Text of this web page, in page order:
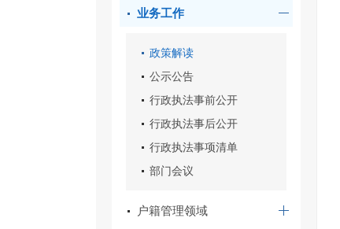
业务工作
政策解读
公示公告
行政执法事前公开
行政执法事后公开
行政执法事项清单
部门会议
户籍管理领域